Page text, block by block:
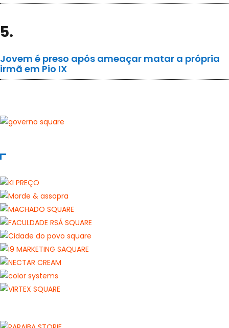
5.
Jovem é preso após ameaçar matar a própria
irmã em Pio IX